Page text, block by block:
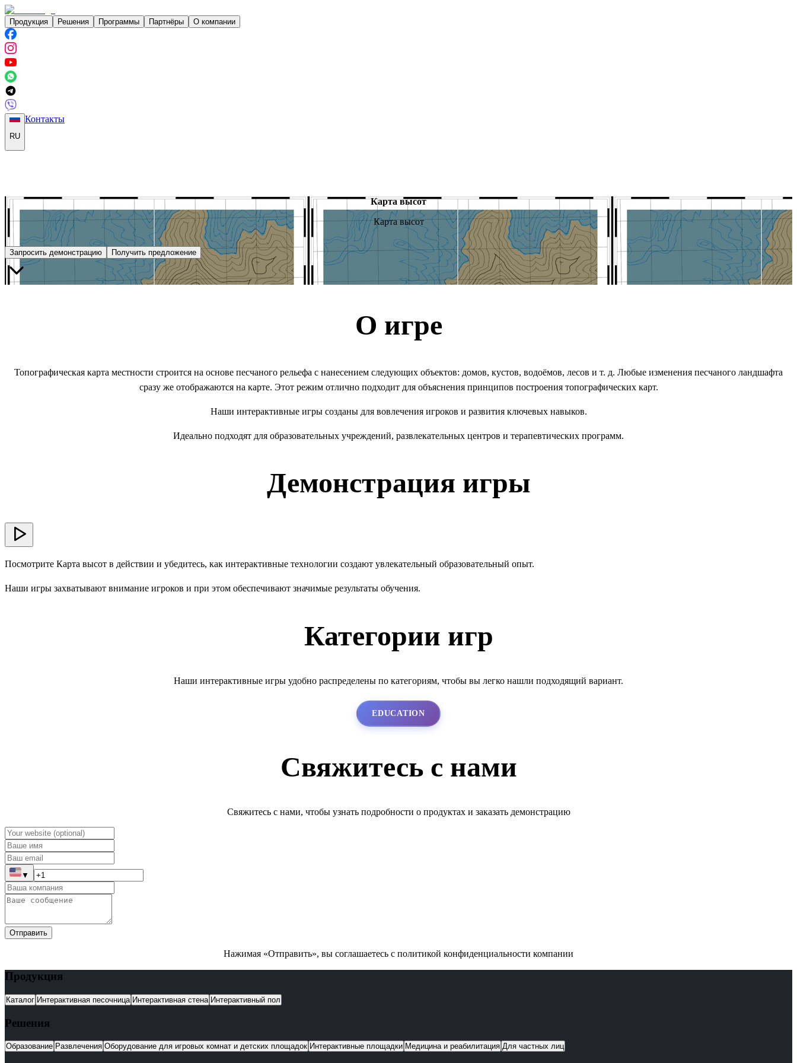
Продукция Решения Программы Партнёры О компании
RU
Контакты
Карта высот
Карта высот
Запросить демонстрацию Получить предложение
О игре
Топографическая карта местности строится на основе песчаного рельефа с нанесением следующих объектов: домов, кустов, водоёмов, лесов и т. д. Любые изменения песчаного ландшафта
сразу же отображаются на карте. Этот режим отлично подходит для объяснения принципов построения топографических карт.
Наши интерактивные игры созданы для вовлечения игроков и развития ключевых навыков.
Идеально подходят для образовательных учреждений, развлекательных центров и терапевтических программ.
Демонстрация игры
Посмотрите Карта высот в действии и убедитесь, как интерактивные технологии создают увлекательный образовательный опыт.
Наши игры захватывают внимание игроков и при этом обеспечивают значимые результаты обучения.
Категории игр
Наши интерактивные игры удобно распределены по категориям, чтобы вы легко нашли подходящий вариант.
EDUCATION
Свяжитесь с нами
Свяжитесь с нами, чтобы узнать подробности о продуктах и заказать демонстрацию
▼
Отправить
Нажимая «Отправить», вы соглашаетесь с политикой конфиденциальности компании
Продукция
Каталог Интерактивная песочница Интерактивная стена Интерактивный пол
Решения
Образование Развлечения Оборудование для игровых комнат и детских площадок Интерактивные площадки Медицина и реабилитация Для частных лиц